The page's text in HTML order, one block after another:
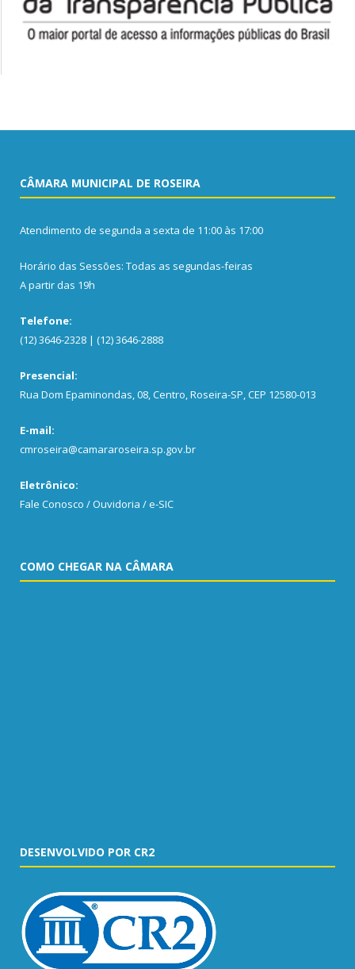
CÂMARA MUNICIPAL DE ROSEIRA
Atendimento de segunda a sexta de 11:00 às 17:00
Horário das Sessões: Todas as segundas-feiras
A partir das 19h
Telefone:
(12) 3646-2328 | (12) 3646-2888
Presencial:
Rua Dom Epaminondas, 08, Centro, Roseira-SP, CEP 12580-013
E-mail:
cmroseira@camararoseira.sp.gov.br
Eletrônico:
Fale Conosco / Ouvidoria / e-SIC
COMO CHEGAR NA CÂMARA
DESENVOLVIDO POR CR2